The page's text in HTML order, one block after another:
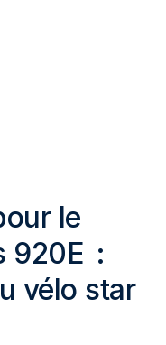
le
920E :
vélo star